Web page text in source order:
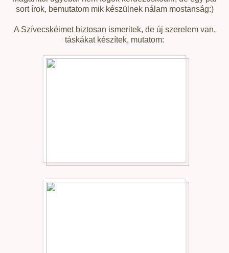
sort írok, bemutatom mik készülnek nálam mostanság:)
A Szívecskéimet biztosan ismeritek, de új szerelem van,
táskákat készítek, mutatom: